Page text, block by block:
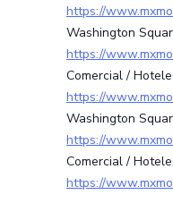
https://
Washington
https://
Comercial /
https://
Washington
https://
Comercial /
https://